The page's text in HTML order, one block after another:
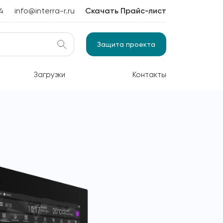
info@interra-r.ru Скачать Прайс-лист
Защита проекта
Загрузки Контакты